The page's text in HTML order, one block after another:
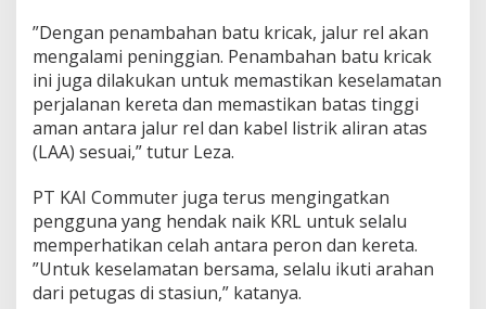
”Dengan penambahan batu kricak, jalur rel akan
mengalami peninggian. Penambahan batu kricak
ini juga dilakukan untuk memastikan keselamatan
perjalanan kereta dan memastikan batas tinggi
aman antara jalur rel dan kabel listrik aliran atas
(LAA) sesuai,” tutur Leza.
PT KAI Commuter juga terus mengingatkan
pengguna yang hendak naik KRL untuk selalu
memperhatikan celah antara peron dan kereta.
”Untuk keselamatan bersama, selalu ikuti arahan
dari petugas di stasiun,” katanya.